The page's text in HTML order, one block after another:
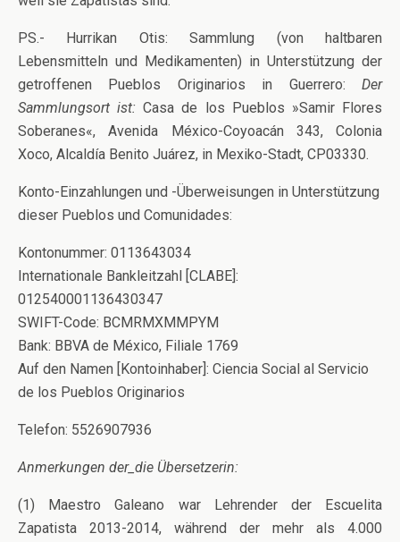
PS.- Hurrikan Otis: Sammlung (von haltbaren
Lebensmitteln und Medikamenten) in Unterstützung der
getroffenen Pueblos Originarios in Guerrero: Der
Sammlungsort ist: Casa de los Pueblos »Samir Flores
Soberanes«, Avenida México-Coyoacán 343, Colonia
Xoco, Alcaldía Benito Juárez, in Mexiko-Stadt, CP03330.
Konto-Einzahlungen und -Überweisungen in Unterstützung
dieser Pueblos und Comunidades:
Kontonummer: 0113643034
Internationale Bankleitzahl [CLABE]:
012540001136430347
SWIFT-Code: BCMRMXMMPYM
Bank: BBVA de México, Filiale 1769
Auf den Namen [Kontoinhaber]: Ciencia Social al Servicio
de los Pueblos Originarios
Telefon: 5526907936
Anmerkungen der_die Übersetzerin:
(1) Maestro Galeano war Lehrender der Escuelita
Zapatista 2013-2014, während der mehr als 4.000